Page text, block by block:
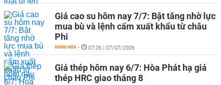
Giá cao su hôm nay 7/7: Bật tăng nhờ lực
mua bù và lệnh cấm xuất khẩu từ châu
Phi
HÀNG HÓA - 07:26 | 07/07/2026
Giá thép hôm nay 6/7: Hòa Phát hạ giá
thép HRC giao tháng 8